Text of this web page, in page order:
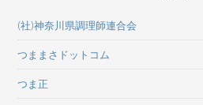
(社)神奈川県調理師連合会
つままさドットコム
つま正